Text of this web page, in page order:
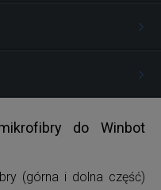
do Winbot
(górna i dolna część)